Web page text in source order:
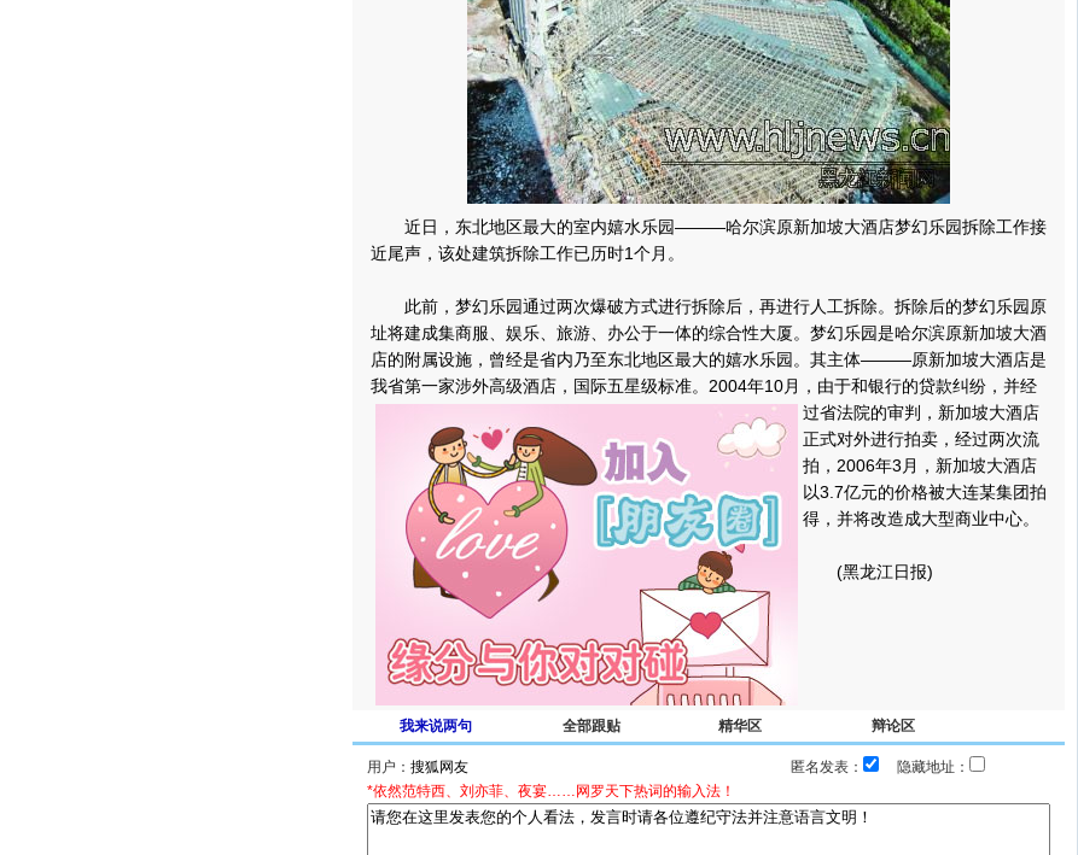
近日，东北地区最大的室内嬉水乐园———哈尔滨原新加坡大酒店梦幻乐园拆除工作接
近尾声，该处建筑拆除工作已历时1个月。
此前，梦幻乐园通过两次爆破方式进行拆除后，再进行人工拆除。拆除后的梦幻乐园原
址将建成集商服、娱乐、旅游、办公于一体的综合性大厦。梦幻乐园是哈尔滨原新加坡大酒
店的附属设施，曾经是省内乃至东北地区最大的嬉水乐园。其主体———原新加坡大酒店是
我省第一家涉外高级酒店，国际五星级标准。 2004年10月，由于和银行的贷款纠纷，并经
过省法院的审判，新加坡大酒店
正式对外进行拍卖，经过两次流
拍，2006年3月，新加坡大酒店
以3.7亿元的价格被大连某集团拍
得，并将改造成大型商业中心。
(黑龙江日报)
我来说两句 全部跟贴 精华区 辩论区
用户： 匿名发表：
隐藏地址：
*依然范特西、刘亦菲、夜宴……网罗天下热词的输入法！